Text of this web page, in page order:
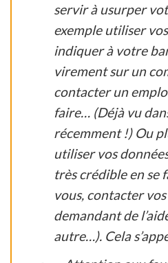
servir à usurper
exemple utiliser
indiquer à votre
virement sur un
contacter un
faire… (Déjà vu
récemment !) Ou
utiliser vos
très crédible en se
vous, contacter
demandant de
autre…). Cela